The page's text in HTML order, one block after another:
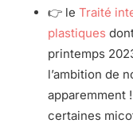
👉 le Traité
plastiques
printemps
l’ambition de
apparemment
certaines